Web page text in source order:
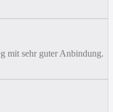
mit sehr guter Anbindung.